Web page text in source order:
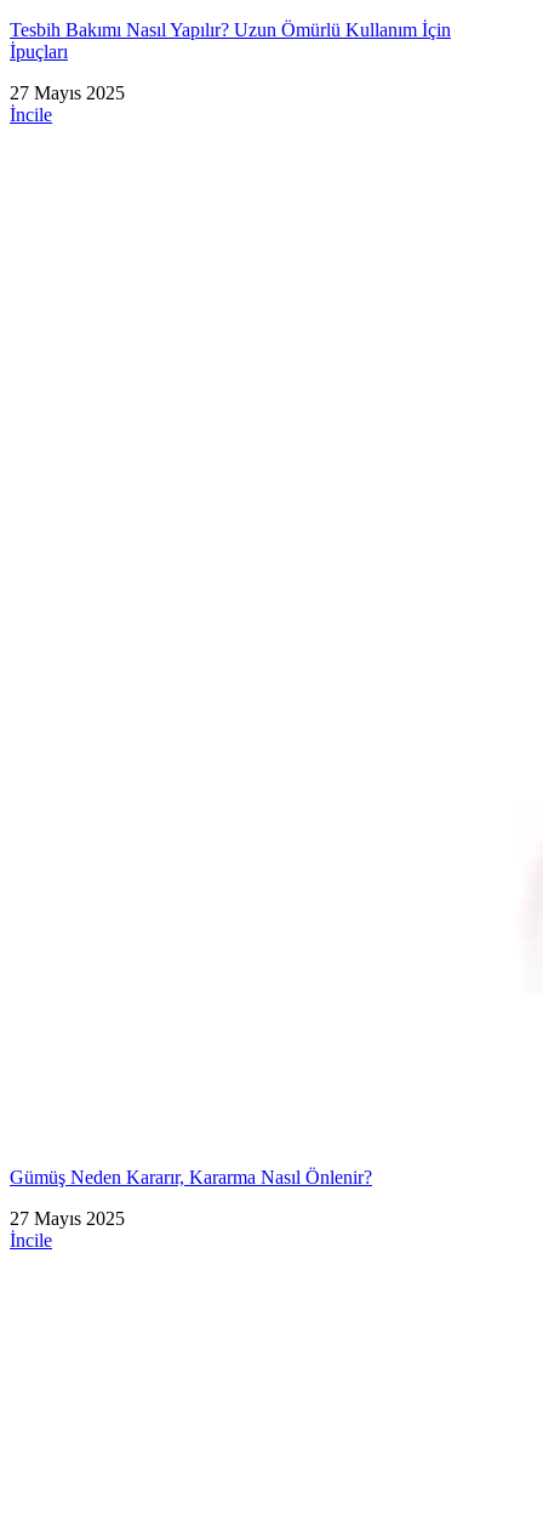
Tesbih Bakımı Nasıl Yapılır? Uzun Ömürlü Kullanım İçin
İpuçları
27 Mayıs 2025
İncile
Gümüş Neden Kararır, Kararma Nasıl Önlenir?
27 Mayıs 2025
İncile